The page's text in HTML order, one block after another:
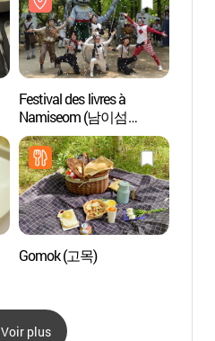
Festival des livres à
Namiseom (남이섬
세계책나라축제)
Gomok (고목)
Voir plus